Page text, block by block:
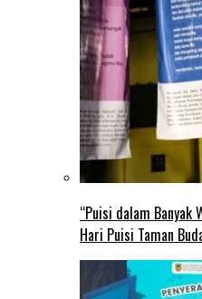
“Puisi dalam Banyak
Hari Puisi Taman